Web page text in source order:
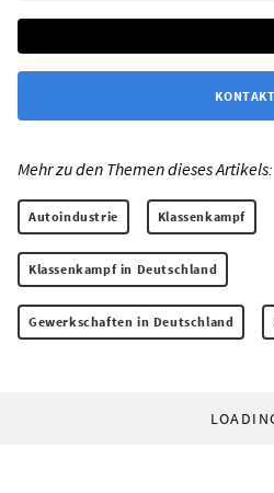
KONTAKT
Mehr zu den Themen dieses Artikels:
Autoindustrie Klassenkampf
Klassenkampf in Deutschland
Gewerkschaften in Deutschland